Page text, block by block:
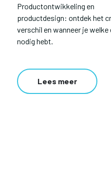
Productontwikkeling en
productdesign: ontdek het
verschil en wanneer je
nodig hebt.
Lees meer